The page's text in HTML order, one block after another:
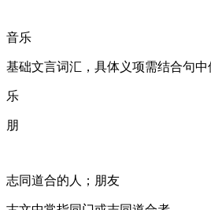
音乐
基础文言词汇，具体义项需结合句中
乐
朋
志同道合的人；朋友